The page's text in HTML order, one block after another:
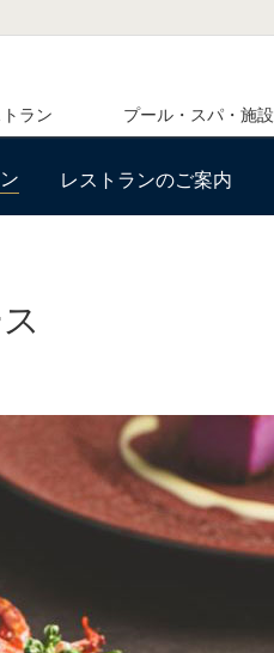
ラン プール・スパ・施設
レストランのご案内